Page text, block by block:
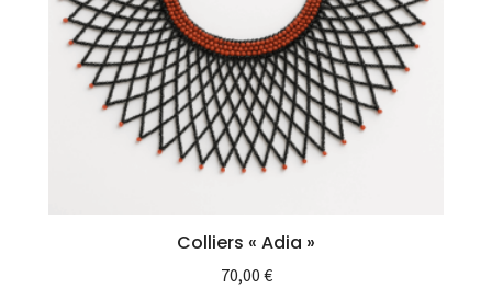
Colliers « Adia »
70,00 €